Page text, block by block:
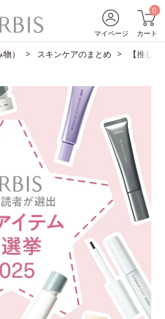
マイページ
0
カート
） スキンケアのまとめ 【推し